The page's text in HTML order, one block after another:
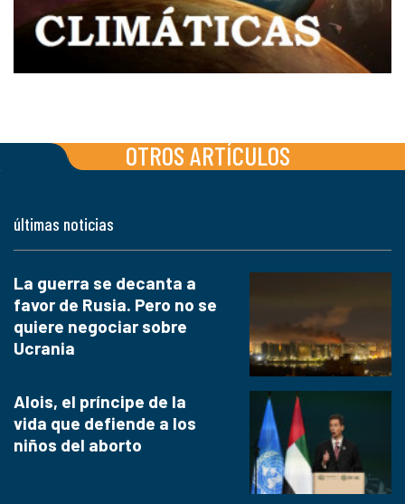
OTROS ARTÍCULOS
últimas noticias
La guerra se decanta a
favor de Rusia. Pero no se
quiere negociar sobre
Ucrania
Alois, el príncipe de la
vida que defiende a los
niños del aborto